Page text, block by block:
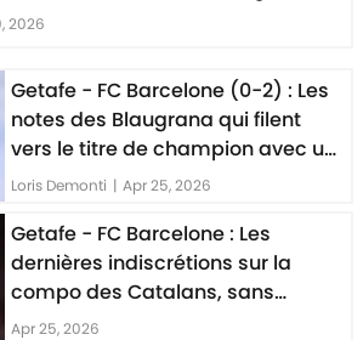
2026
Getafe - FC Barcelone (0-2) : Les
notes des Blaugrana qui filent
vers le titre de champion avec un
grand Fermin
Loris Demonti | Apr 25, 2026
Getafe - FC Barcelone : Les
dernières indiscrétions sur la
compo des Catalans, sans
Lamine Yamal
Apr 25, 2026